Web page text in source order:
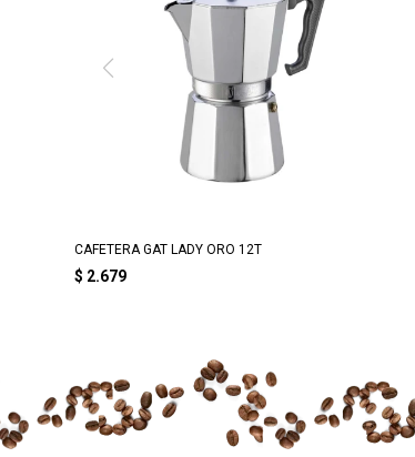
CAFETERA GAT LADY ORO 12T
$ 2.679